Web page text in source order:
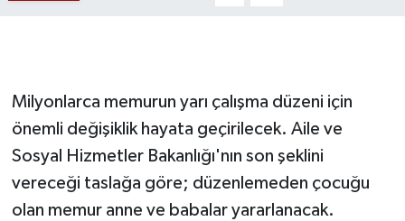
Milyonlarca memurun yarı çalışma düzeni için
önemli değişiklik hayata geçirilecek. Aile ve
Sosyal Hizmetler Bakanlığı'nın son şeklini
vereceği taslağa göre; düzenlemeden çocuğu
olan memur anne ve babalar yararlanacak.
GÜNDEM
İş ilanı